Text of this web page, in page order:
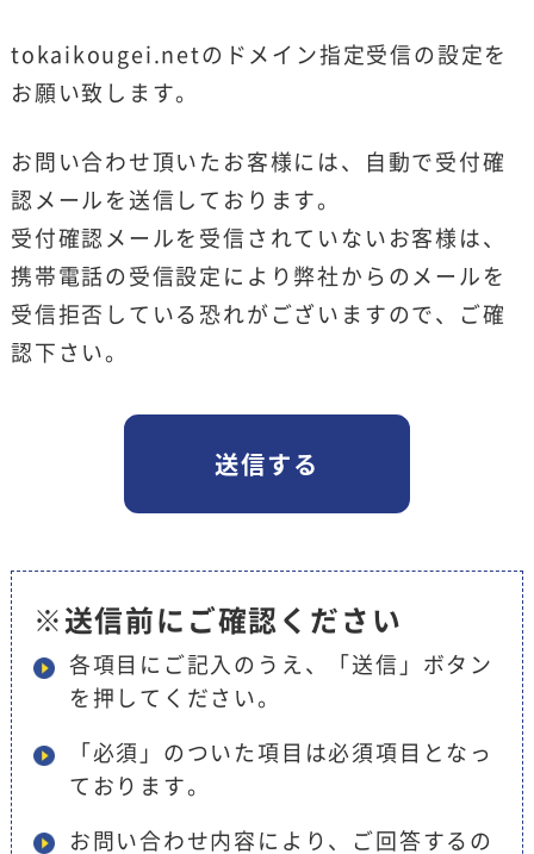
tokaikougei.netのドメイン指定受信の設定を
お願い致します。
お問い合わせ頂いたお客様には、自動で受付確
認メールを送信しております。
受付確認メールを受信されていないお客様は、
携帯電話の受信設定により弊社からのメールを
受信拒否している恐れがございますので、ご確
認下さい。
※送信前にご確認ください
各項目にご記入のうえ、「送信」ボタン
を押してください。
「必須」のついた項目は必須項目となっ
ております。
お問い合わせ内容により、ご回答するの